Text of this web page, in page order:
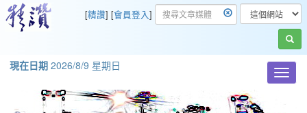
[精讚] [會員登入]
現在日期 2026/8/9 星期日